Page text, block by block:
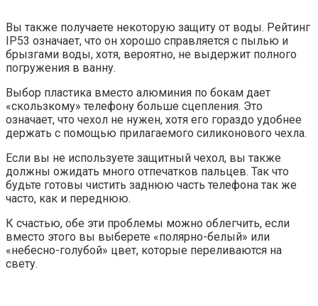
Вы также получаете некоторую защиту от воды. Рейтинг
IP53 означает, что он хорошо справляется с пылью и
брызгами воды, хотя, вероятно, не выдержит полного
погружения в ванну.
Выбор пластика вместо алюминия по бокам дает
«скользкому» телефону больше сцепления. Это
означает, что чехол не нужен, хотя его гораздо удобнее
держать с помощью прилагаемого силиконового чехла.
Если вы не используете защитный чехол, вы также
должны ожидать много отпечатков пальцев. Так что
будьте готовы чистить заднюю часть телефона так же
часто, как и переднюю.
К счастью, обе эти проблемы можно облегчить, если
вместо этого вы выберете «полярно-белый» или
«небесно-голубой» цвет, которые переливаются на
свету.